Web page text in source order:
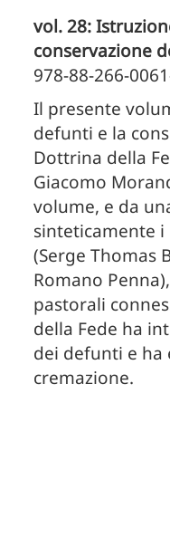
vol. 28:
conservazione
978-88-266-
Il presente
defunti e la
Dottrina della
Giacomo
volume, e da
sinteticamente
(Serge Thomas
Romano
pastorali
della Fede ha
dei defunti e ha
cremazione.